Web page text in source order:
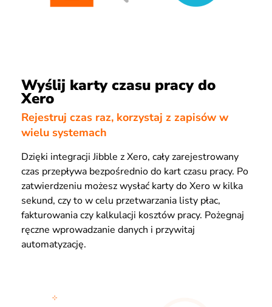
Wyślij karty czasu pracy do
Xero
Rejestruj czas raz, korzystaj z zapisów w
wielu systemach
Dzięki integracji Jibble z Xero, cały zarejestrowany
czas przepływa bezpośrednio do kart czasu pracy. Po
zatwierdzeniu możesz wysłać karty do Xero w kilka
sekund, czy to w celu przetwarzania listy płac,
fakturowania czy kalkulacji kosztów pracy. Pożegnaj
ręczne wprowadzanie danych i przywitaj
automatyzację.